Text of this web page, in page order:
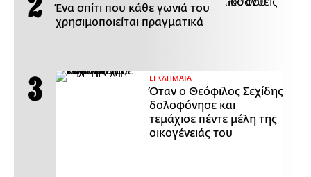
Ένα σπίτι που κάθε γωνιά του
χρησιμοποιείται πραγματικά
ΕΓΚΛΗΜΑΤΑ
Όταν ο Θεόφιλος Σεχίδης
δολοφόνησε και
τεμάχισε πέντε μέλη της
οικογένειάς του